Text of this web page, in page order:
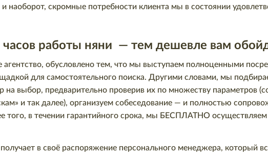
наоборот, скромные потребности клиента мы в состоянии
работы няни — тем дешевле вам
агентство, обусловлено тем, что мы выступаем полноценными
для самостоятельного поиска. Другими словами, мы
на выбор, предварительно проверив их по множеству параметров
и так далее), организуем собеседование — и полностью
того, в течении гарантийного срока, мы БЕСПЛАТНО
в своё распоряжение персонального менеджера, который